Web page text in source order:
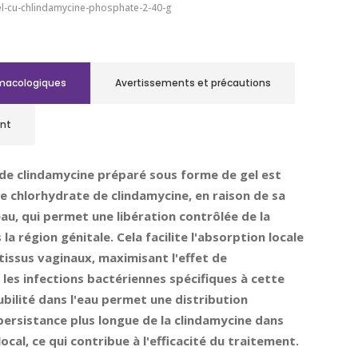
cu-chlindamycine-phosphate-2-40-g
Avertissements et précautions
clindamycine préparé sous forme de gel est
chlorhydrate de clindamycine, en raison de sa
qui permet une libération contrôlée de la
région génitale. Cela facilite l'absorption locale
vaginaux, maximisant l'effet de
infections bactériennes spécifiques à cette
dans l'eau permet une distribution
plus longue de la clindamycine dans
ce qui contribue à l'efficacité du traitement.